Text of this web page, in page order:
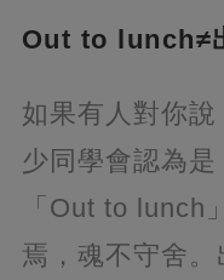
Out to lunch≠
如果有人對你
少同學會認為是
「Out to lunch
焉，魂不守舍